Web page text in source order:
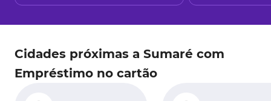
Cidades próximas a Sumaré com
Empréstimo no cartão